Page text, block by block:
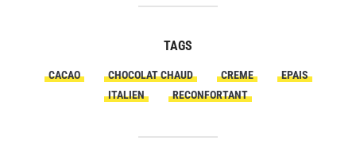
TAGS
CACAO CHOCOLAT CHAUD CREME
EPAIS
ITALIEN
RECONFORTANT